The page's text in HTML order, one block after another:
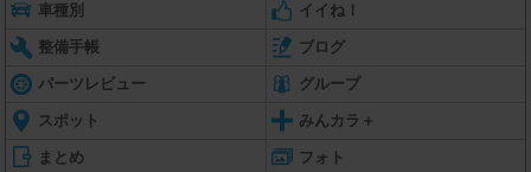
車種別 イイね！
整備手帳 ブログ
パーツレビュー グループ
スポット みんカラ＋
まとめ フォト